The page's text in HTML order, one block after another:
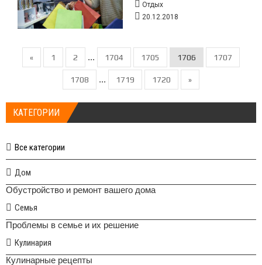
Отдых
20.12.2018
« 1 2 ... 1704 1705 1706 1707
1708 ... 1719 1720 »
КАТЕГОРИИ
Все категории
Дом
Обустройство и ремонт вашего дома
Семья
Проблемы в семье и их решение
Кулинария
Кулинарные рецепты